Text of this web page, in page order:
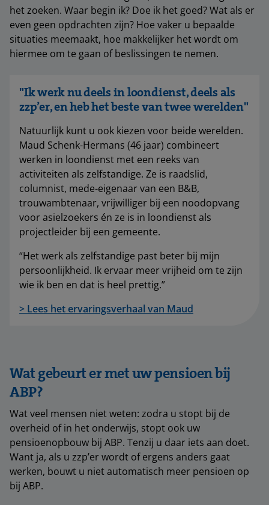
het zoeken. Waar begin ik? Doe ik het goed? Wat als er
even geen opdrachten zijn? Hoe vaker u bepaalde
situaties meemaakt, hoe makkelijker het wordt om
hiermee om te gaan of beslissingen te nemen.
"Ik werk nu deels in loondienst, deels als
zzp’er, en heb het beste van twee werelden"
Natuurlijk kunt u ook kiezen voor beide werelden.
Maud Schenk-Hermans (46 jaar) combineert
werken in loondienst met een reeks van
activiteiten als zelfstandige. Ze is raadslid,
columnist, mede-eigenaar van een B&B,
trouwambtenaar, vrijwilliger bij een noodopvang
voor asielzoekers én ze is in loondienst als
projectleider bij een gemeente.
“Het werk als zelfstandige past beter bij mijn
persoonlijkheid. Ik ervaar meer vrijheid om te zijn
wie ik ben en dat is heel prettig.”
> Lees het ervaringsverhaal van Maud
Wat gebeurt er met uw pensioen bij
ABP?
Wat veel mensen niet weten: zodra u stopt bij de
overheid of in het onderwijs, stopt ook uw
pensioenopbouw bij ABP. Tenzij u daar iets aan doet.
Want ja, als u zzp’er wordt of ergens anders gaat
werken, bouwt u niet automatisch meer pensioen op
bij ABP.